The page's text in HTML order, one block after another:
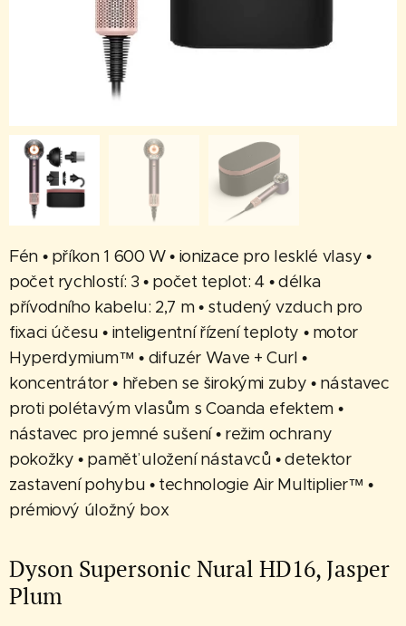
Fén • příkon 1 600 W • ionizace pro lesklé vlasy •
počet rychlostí: 3 • počet teplot: 4 • délka
přívodního kabelu: 2,7 m • studený vzduch pro
fixaci účesu • inteligentní řízení teploty • motor
Hyperdymium™ • difuzér Wave + Curl •
koncentrátor • hřeben se širokými zuby • nástavec
proti polétavým vlasům s Coanda efektem •
nástavec pro jemné sušení • režim ochrany
pokožky • paměť uložení nástavců • detektor
zastavení pohybu • technologie Air Multiplier™ •
prémiový úložný box
Dyson Supersonic Nural HD16, Jasper
Plum